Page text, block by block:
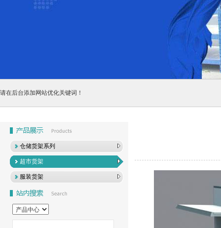
请在后台添加网站优化关键词！
仓储货架系列
超市货架
服装货架